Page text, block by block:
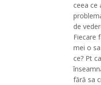
ceea ce
de
Fiecare
mei o
ce? Pt
fără sa